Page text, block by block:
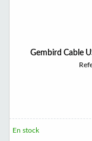
Gembird Cable
En stock